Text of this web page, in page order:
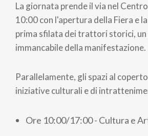
La giornata prende il via nel
10:00 con l'apertura della Fiera e
prima sfilata dei trattori storici, un
immancabile della manifestazione.
Parallelamente, gli spazi al
iniziative culturali e di
Ore 10:00/17:00 - Cultura e